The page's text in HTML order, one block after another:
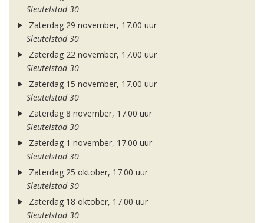
Sleutelstad 30
Zaterdag 29 november, 17.00 uur
Sleutelstad 30
Zaterdag 22 november, 17.00 uur
Sleutelstad 30
Zaterdag 15 november, 17.00 uur
Sleutelstad 30
Zaterdag 8 november, 17.00 uur
Sleutelstad 30
Zaterdag 1 november, 17.00 uur
Sleutelstad 30
Zaterdag 25 oktober, 17.00 uur
Sleutelstad 30
Zaterdag 18 oktober, 17.00 uur
Sleutelstad 30